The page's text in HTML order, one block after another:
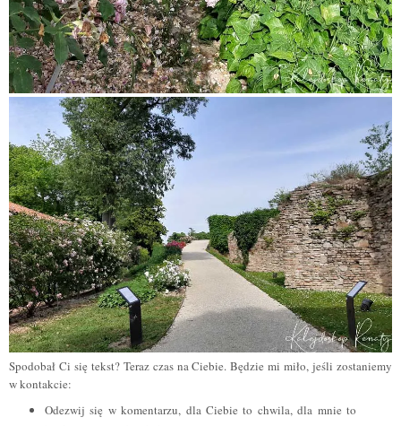
Spodobał Ci się tekst? Teraz czas na Ciebie. Będzie mi miło, jeśli zostaniemy
w kontakcie:
Odezwij się w komentarzu, dla Ciebie to chwila, dla mnie to